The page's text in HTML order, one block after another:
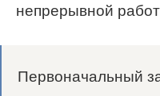
непрерывной
Первоначальный